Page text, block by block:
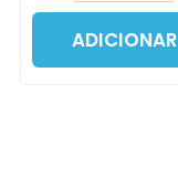
ADICIONAR